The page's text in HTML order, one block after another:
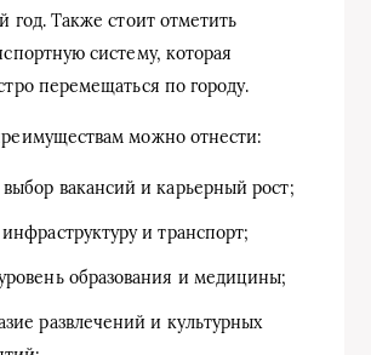
год. Также стоит отметить
систему, которая
перемещаться по городу.
можно отнести:
вакансий и карьерный рост;
и транспорт;
образования и медицины;
развлечений и культурных